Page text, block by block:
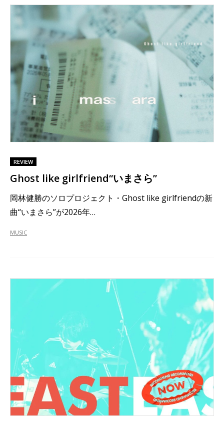
REVIEW
Ghost like girlfriend“いまさら”
岡林健勝のソロプロジェクト・Ghost like girlfriendの新
曲“いまさら”が2026年…
MUSIC